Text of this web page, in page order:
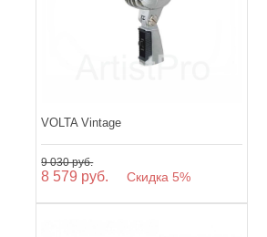
VOLTA Vintage
9 030 руб.
8 579 руб. Скидка 5%